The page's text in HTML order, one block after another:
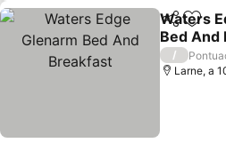
Partilhar
Waters
Bed And
Ver
/
Larne, a